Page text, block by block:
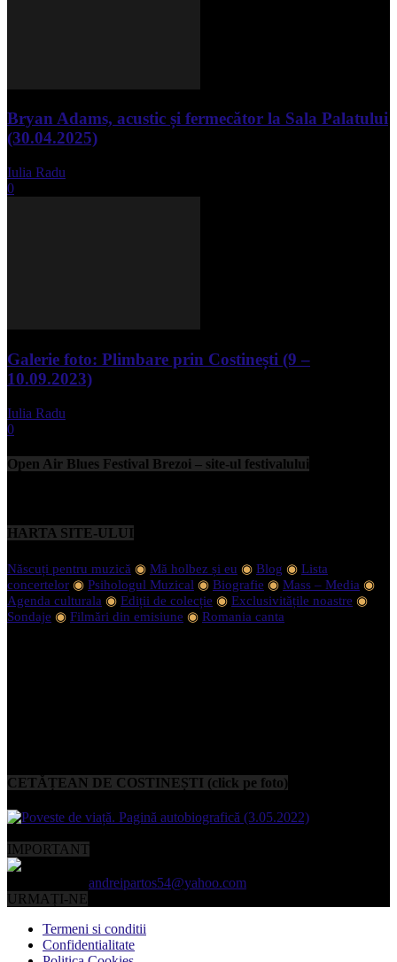
Bryan Adams, acustic și fermecător la Sala Palatului
(30.04.2025)
Iulia Radu
0
Galerie foto: Plimbare prin Costinești (9 –
10.09.2023)
Iulia Radu
0
Open Air Blues Festival Brezoi – site-ul festivalului
HARTA SITE-ULUI
Născuți pentru muzică ◉ Mă holbez și eu ◉ Blog ◉ Lista
concertelor ◉ Psihologul Muzical ◉ Biografie ◉ Mass – Media ◉
Agenda culturala ◉ Ediții de colecție ◉ Exclusivitățile noastre ◉
Sondaje ◉ Filmări din emisiune ◉ Romania canta
CETĂȚEAN DE COSTINEȘTI (click pe foto)
IMPORTANT
andreipartos54@yahoo.com
URMAȚI-NE
Termeni si conditii
Confidentialitate